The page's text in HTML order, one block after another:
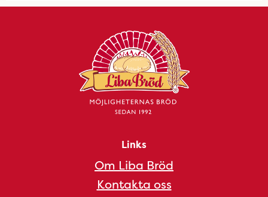
Links
Om Liba Bröd
Kontakta oss